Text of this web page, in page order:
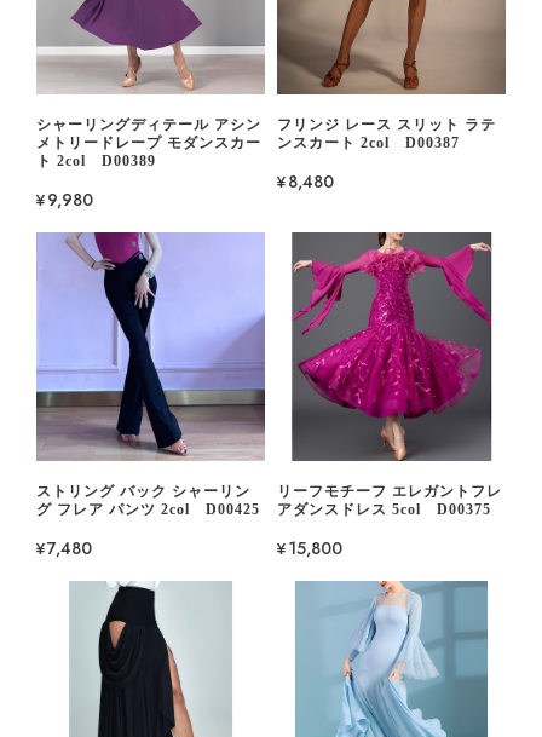
シャーリングディテール アシン
メトリードレープ モダンスカー
ト 2col D00389
¥9,980
フリンジ レース スリット ラテ
ンスカート 2col D00387
¥8,480
ストリング バック シャーリン
グ フレア パンツ 2col D00425
¥7,480
リーフモチーフ エレガントフレ
アダンスドレス 5col D00375
¥15,800